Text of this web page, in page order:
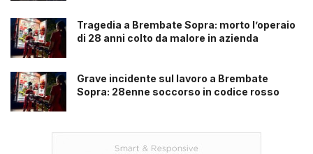
Tragedia a Brembate Sopra: morto l’operaio
di 28 anni colto da malore in azienda
Grave incidente sul lavoro a Brembate
Sopra: 28enne soccorso in codice rosso